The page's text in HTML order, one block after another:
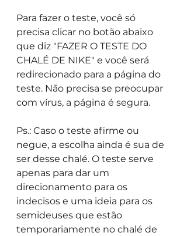
Para fazer o teste, você só
precisa clicar no botão abaixo
que diz "FAZER O TESTE DO
CHALÉ DE NIKE" e você será
redirecionado para a página do
teste. Não precisa se preocupar
com vírus, a página é segura.
Ps.: Caso o teste afirme ou
negue, a escolha ainda é sua de
ser desse chalé. O teste serve
apenas para dar um
direcionamento para os
indecisos e uma ideia para os
semideuses que estão
temporariamente no chalé de